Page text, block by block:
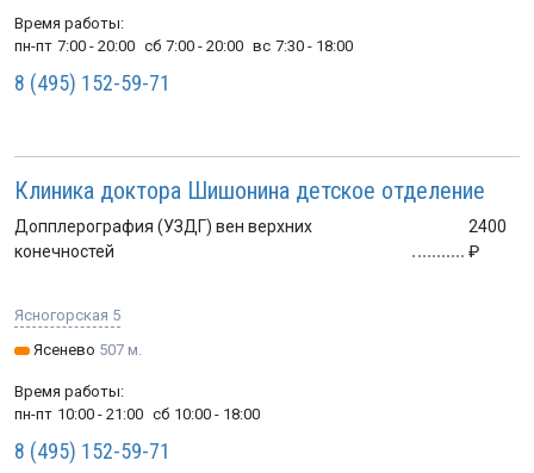
Время работы:
пн-пт 7:00 - 20:00 сб 7:00 - 20:00 вс 7:30 - 18:00
8 (495) 152-59-71
Клиника доктора Шишонина детское отделение
Допплерография (УЗДГ) вен верхних
конечностей
2400
Ясногорская 5
Ясенево 507 м.
Время работы:
пн-пт 10:00 - 21:00 сб 10:00 - 18:00
8 (495) 152-59-71